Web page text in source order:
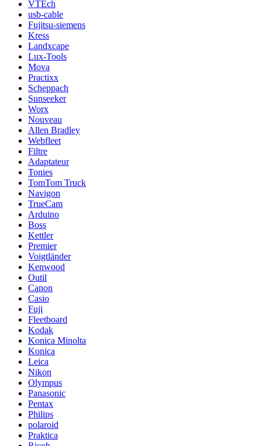
VTEch
usb-cable
Fujitsu-siemens
Kress
Landxcape
Lux-Tools
Mova
Practixx
Scheppach
Sunseeker
Worx
Nouveau
Allen Bradley
Webfleet
Filtre
Adaptateur
Tonies
TomTom Truck
Navigon
TrueCam
Arduino
Boss
Kettler
Premier
Voigtländer
Kenwood
Outil
Canon
Casio
Fuji
Fleetboard
Kodak
Konica Minolta
Konica
Leica
Nikon
Olympus
Panasonic
Pentax
Philips
polaroid
Praktica